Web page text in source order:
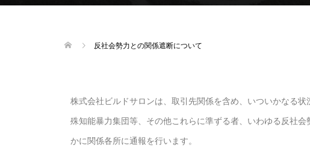
反社会勢力との関係遮断について
株式会社ビルドサロンは、取引先関係を含め、いついかなる
殊知能暴力集団等、その他これらに準ずる者、いわゆる反社
かに関係各所に通報を行います。